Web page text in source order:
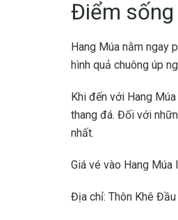
Điểm sống
Hang Múa nằm ngay
hình quả chuông úp
Khi đến với Hang
thang đá. Đối với
nhất.
Giá vé vào Hang
Địa chỉ: Thôn Khê Đầu